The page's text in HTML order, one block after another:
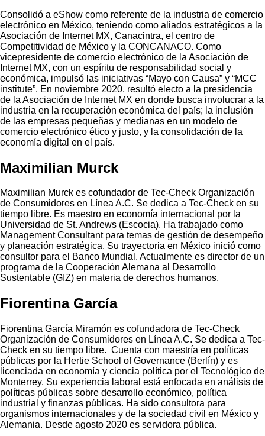
Consolidó a eShow como referente de la industria de comercio
electrónico en México, teniendo como aliados estratégicos a la
Asociación de Internet MX, Canacintra, el centro de
Competitividad de México y la CONCANACO. Como
vicepresidente de comercio electrónico de la Asociación de
Internet MX, con un espíritu de responsabilidad social y
económica, impulsó las iniciativas “Mayo con Causa” y “MCC
institute”. En noviembre 2020, resultó electo a la presidencia
de la Asociación de Internet MX en donde busca involucrar a la
industria en la recuperación económica del país; la inclusión
de las empresas pequeñas y medianas en un modelo de
comercio electrónico ético y justo, y la consolidación de la
economía digital en el país.
Maximilian Murck
Maximilian Murck es cofundador de Tec-Check Organización
de Consumidores en Línea A.C. Se dedica a Tec-Check en su
tiempo libre. Es maestro en economía internacional por la
Universidad de St. Andrews (Escocia). Ha trabajado como
Management Consultant para temas de gestión de desempeño
y planeación estratégica. Su trayectoria en México inició como
consultor para el Banco Mundial. Actualmente es director de un
programa de la Cooperación Alemana al Desarrollo
Sustentable (GIZ) en materia de derechos humanos.
Fiorentina García
Fiorentina García Miramón es cofundadora de Tec-Check
Organización de Consumidores en Línea A.C. Se dedica a Tec-
Check en su tiempo libre. Cuenta con maestría en políticas
públicas por la Hertie School of Governance (Berlín) y es
licenciada en economía y ciencia política por el Tecnológico de
Monterrey. Su experiencia laboral está enfocada en análisis de
políticas públicas sobre desarrollo económico, política
industrial y finanzas públicas. Ha sido consultora para
organismos internacionales y de la sociedad civil en México y
Alemania. Desde agosto 2020 es servidora pública.